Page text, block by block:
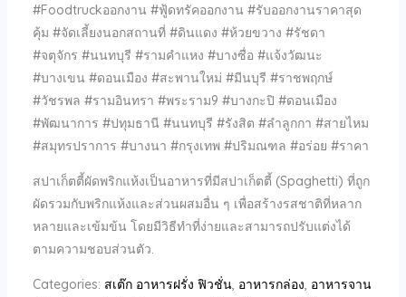
#Foodtruckออกงาน #ฟู้ดทรัคออกงาน #รับออกงานราคาสุด
คุ้ม #จัดเลี้ยงนอกสถานที่ #ดินแดง #ห้วยขวาง #รัชดา
#จตุจักร #นนทบุรี #รามคำแหง #บางซื่อ #แจ้งวัฒนะ
#บางเขน #ดอนเมือง #สะพานใหม่ #มีนบุรี #ราชพฤกษ์
#วัชรพล #รามอินทรา #พระราม9 #บางกะปิ #ดอนเมือง
#พัฒนาการ #ปทุมธานี #นนทบุรี #รังสิต #ลำลูกกา #สายไหม
#สมุทรปราการ #บางนา #กรุงเทพ #ปริมณฑล #อร่อย #ราคา
สปาเก็ตตี้ผัดพริกแห้งเป็นอาหารที่มีสปาเก็ตตี้ (Spaghetti) ที่ถูก
ผัดรวมกับพริกแห้งและส่วนผสมอื่น ๆ เพื่อสร้างรสชาติที่หลาก
หลายและเข้มข้น โดยมีวิธีทำที่ง่ายและสามารถปรับแต่งได้
ตามความชอบส่วนตัว.
Categories: สเต๊ก อาหารฝรั่ง ฟิวชั่น, อาหารกล่อง อาหารจาน